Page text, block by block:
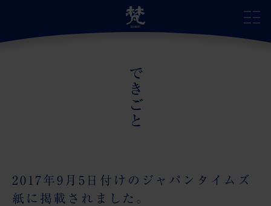
サイトトップ
自慢の日本酒
蔵の受賞歴
できごと
2017年9月5日付けのジャパンタイムズ
紙に掲載されました。